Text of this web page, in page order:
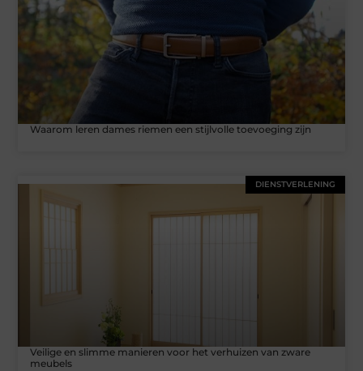
Waarom leren dames riemen een stijlvolle toevoeging zijn
DIENSTVERLENING
Veilige en slimme manieren voor het verhuizen van zware
meubels